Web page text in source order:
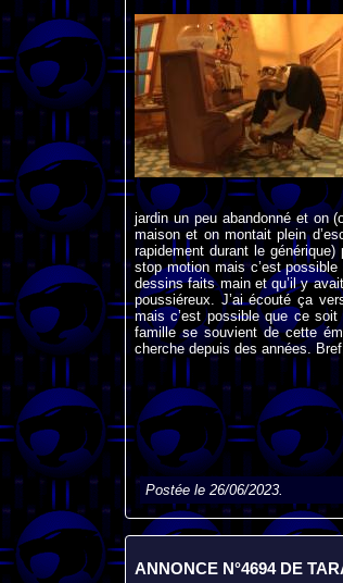
jardin un peu abandonné et on
maison et on montait plein
rapidement durant le
stop motion mais c’est
dessins faits main et qu’il y
poussiéreux. J’ai écouté ça
mais c’est possible que ce
famille se souvient de cette
cherche depuis des années.
Postée le 26/06/2023.
ANNONCE N°4694 DE